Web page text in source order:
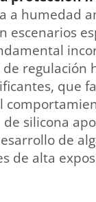
a humedad
escenarios
de regulación
que
de silicona
de
de alta